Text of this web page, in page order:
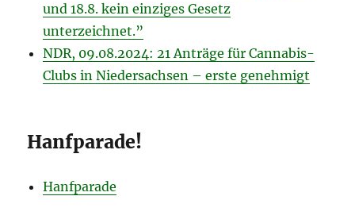
und 18.8. kein einziges Gesetz
unterzeichnet.”
NDR, 09.08.2024: 21 Anträge für Cannabis-
Clubs in Niedersachsen – erste genehmigt
Hanfparade!
Hanfparade